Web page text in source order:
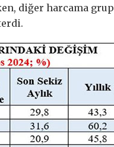
diğer harcama